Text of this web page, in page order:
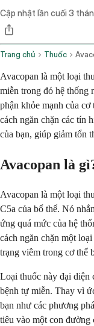
Cập nhật lần cuối 3
Trang chủ Thuốc
Avacopan là một loại
miễn trong đó hệ thống
phận khỏe mạnh của
cách ngăn chặn các tín
của bạn, giúp giảm tổn
Avacopan là
Avacopan là một loại
C5a của bổ thể. Nó
ứng quá mức của hệ
cách ngăn chặn một
trạng viêm trong cơ thể
Loại thuốc này đại diện
bệnh tự miễn. Thay vì
bạn như các phương
tiêu vào một con đường